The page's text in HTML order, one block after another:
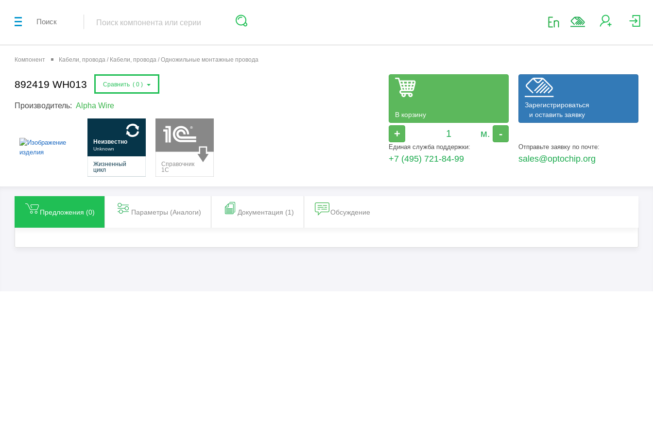
Поиск
Компонент Кабели, провода / Кабели, провода / Одножильные монтажные провода
892419 WH013 Сравнить ( 0 )
Производитель: Alpha Wire
В корзину
+ -
Зарегистрироваться
и оставить заявку
Единая служба поддержки:
+7 (495) 721-84-99
Отправьте заявку по почте:
sales@optochip.org
Предложения (0) Параметры (Aналоги) Документация (1) Обсуждение